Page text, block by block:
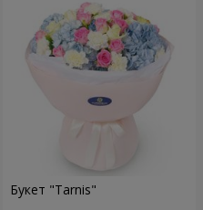
Букет "Tarnis"